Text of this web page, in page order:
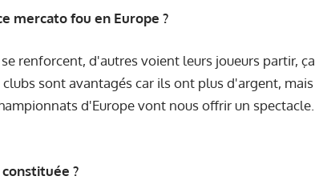
mercato fou en Europe ?
renforcent, d'autres voient leurs joueurs partir, ça
sont avantagés car ils ont plus d'argent, mais
d'Europe vont nous offrir un spectacle.
?